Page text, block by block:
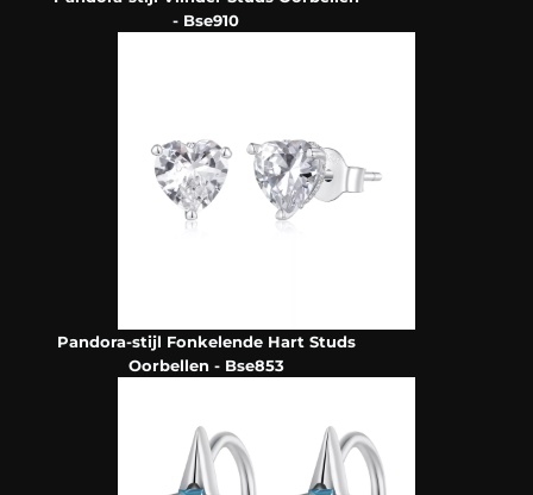
- Bse910
Pandora-stijl Fonkelende Hart Studs
Oorbellen - Bse853